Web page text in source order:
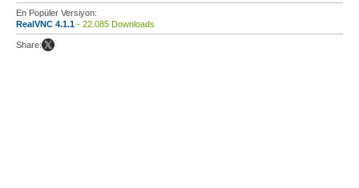
En Popüler Versiyon:
RealVNC 4.1.1 - 22.085 Downloads
Share: